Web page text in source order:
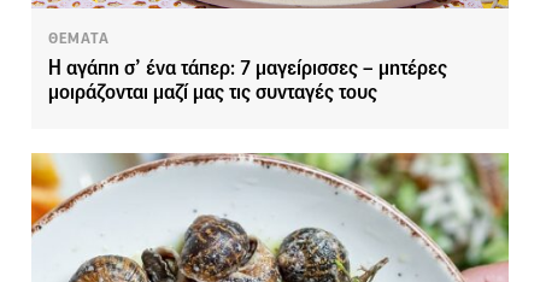
ΘΕΜΑΤΑ
Η αγάπη σ’ ένα τάπερ: 7 μαγείρισσες – μητέρες
μοιράζονται μαζί μας τις συνταγές τους